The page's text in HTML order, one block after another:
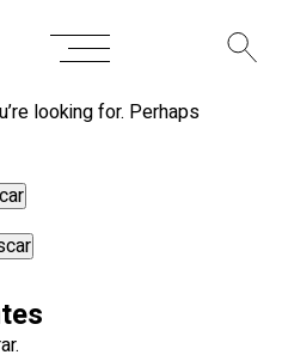
looking for. Perhaps